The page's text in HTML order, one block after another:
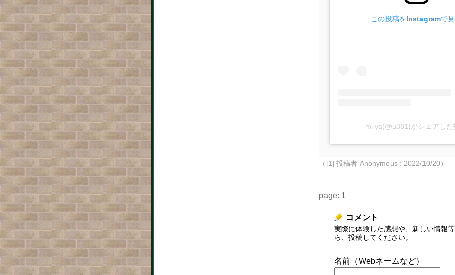
この投稿をInstagramで
mi ya(@u381)がシェアした
（[1] 投稿者 Anonymous : 2022/10/20）
page: 1
コメント
実際に体験した感想や、新しい情報
ら、投稿してください。
名前（Webネームなど）